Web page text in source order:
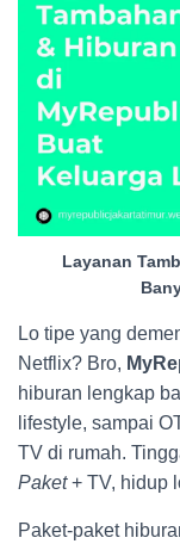
Layanan
Lo tipe yang
Netflix? Bro,
hiburan lengkap
lifestyle, sampai
TV di rumah.
Paket+ TV, hidup
Paket-paket